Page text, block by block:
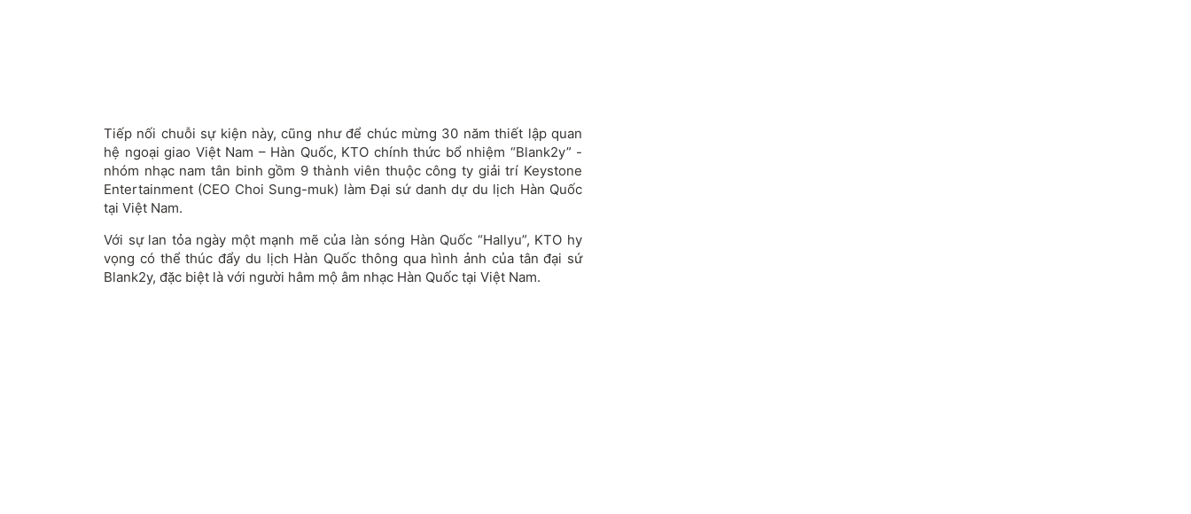
Tiếp nối chuỗi sự kiện này, cũng như để chúc mừng 30 năm thiết lập quan
hệ ngoại giao Việt Nam – Hàn Quốc, KTO chính thức bổ nhiệm “Blank2y” -
nhóm nhạc nam tân binh gồm 9 thành viên thuộc công ty giải trí Keystone
Entertainment (CEO Choi Sung-muk) làm Đại sứ danh dự du lịch Hàn Quốc
tại Việt Nam.
Với sự lan tỏa ngày một mạnh mẽ của làn sóng Hàn Quốc “Hallyu”, KTO hy
vọng có thể thúc đẩy du lịch Hàn Quốc thông qua hình ảnh của tân đại sứ
Blank2y, đặc biệt là với người hâm mộ âm nhạc Hàn Quốc tại Việt Nam.